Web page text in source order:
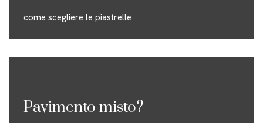
come scegliere le piastrelle
Pavimento misto?